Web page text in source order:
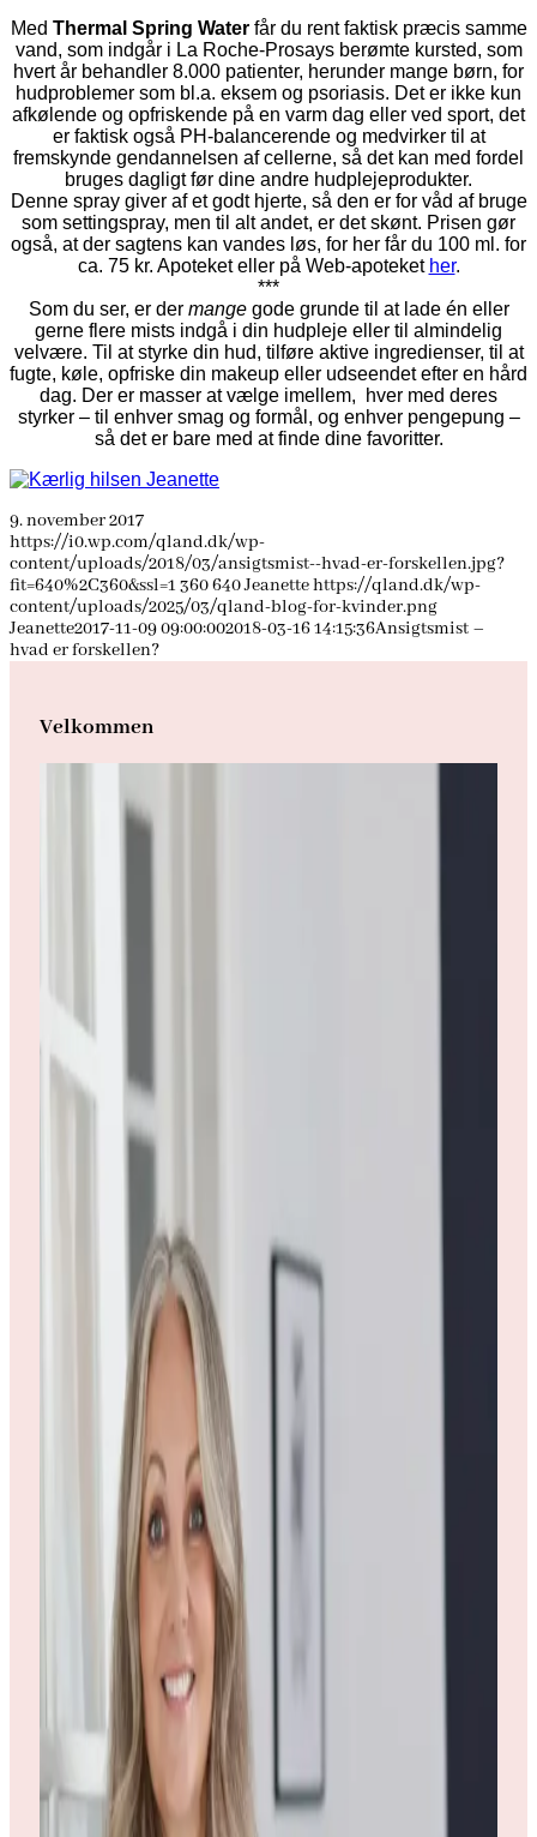
Med Thermal Spring Waterfår du rent faktisk præcis samme
vand, som indgår i La Roche-Prosays berømte kursted, som
hvert år behandler 8.000 patienter, herunder mange børn, for
hudproblemer som bl.a. eksem og psoriasis. Det er ikke kun
afkølende og opfriskende på en varm dag eller ved sport, det
er faktisk også PH-balancerende og medvirker til at
fremskynde gendannelsen af cellerne, så det kan med fordel
bruges dagligt før dine andre hudplejeprodukter.
Denne spray giver af et godt hjerte, så den er for våd af bruge
som settingspray, men til alt andet, er det skønt. Prisen gør
også, at der sagtens kan vandes løs, for her får du 100 ml. for
ca. 75 kr. Apoteket eller på Web-apoteket her.
***
Som du ser, er der mangegode grunde til at lade én eller
gerne flere mists indgå i din hudpleje eller til almindelig
velvære. Til at styrke din hud, tilføre aktive ingredienser, til at
fugte, køle, opfriske din makeup eller udseendet efter en hård
dag. Der er masser at vælge imellem, hver med deres
styrker – til enhver smag og formål, og enhver pengepung –
så det er bare med at finde dine favoritter.
9. november 2017
https://i0.wp.com/qland.dk/wp-
content/uploads/2018/03/ansigtsmist--hvad-er-forskellen.jpg?
fit=640%2C360&ssl=1 360640Jeanettehttps://qland.dk/wp-
content/uploads/2025/03/qland-blog-for-kvinder.png
Jeanette2017-11-09 09:00:002018-03-16 14:15:36Ansigtsmist –
hvad er forskellen?
Velkommen